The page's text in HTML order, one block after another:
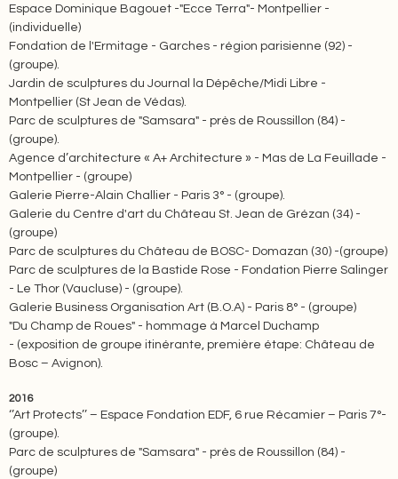
Espace Dominique Bagouet -"Ecce Terra"- Montpellier -
(individuelle)
Fondation de l'Ermitage - Garches - région parisienne (92) -
(groupe).
Jardin de sculptures du Journal la Dépêche/Midi Libre -
Montpellier (St Jean de Védas).
Parc de sculptures de "Samsara" - près de Roussillon (84) -
(groupe).
Agence d’architecture « A+ Architecture » - Mas de La Feuillade -
Montpellier - (groupe)
Galerie Pierre-Alain Challier - Paris 3° - (groupe).
Galerie du Centre d'art du Château St. Jean de Grézan (34) -
(groupe)
Parc de sculptures du Château de BOSC- Domazan (30) -(groupe)
Parc de sculptures de la Bastide Rose - Fondation Pierre Salinger
- Le Thor (Vaucluse) - (groupe).
Galerie Business Organisation Art (B.O.A) - Paris 8° - (groupe)
"Du Champ de Roues" - hommage à Marcel Duchamp
- (exposition de groupe itinérante, première étape: Château de
Bosc – Avignon).
2016
‘’Art Protects’’ – Espace Fondation EDF, 6 rue Récamier – Paris 7°-
(groupe).
Parc de sculptures de "Samsara" - près de Roussillon (84) -
(groupe)